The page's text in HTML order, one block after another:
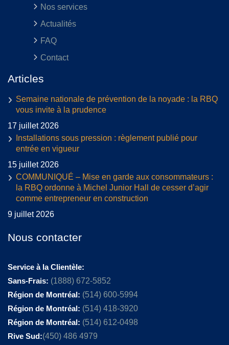
Nos services
Actualités
FAQ
Contact
Articles
Semaine nationale de prévention de la noyade : la RBQ
vous invite à la prudence
17 juillet 2026
Installations sous pression : règlement publié pour
entrée en vigueur
15 juillet 2026
COMMUNIQUÉ – Mise en garde aux consommateurs :
la RBQ ordonne à Michel Junior Hall de cesser d’agir
comme entrepreneur en construction
9 juillet 2026
Nous contacter
Service à la Clientèle:
Sans-Frais: (1888) 672-5852
Région de Montréal: (514) 600-5994
Région de Montréal: (514) 418-3920
Région de Montréal: (514) 612-0498
Rive Sud:(450) 486 4979